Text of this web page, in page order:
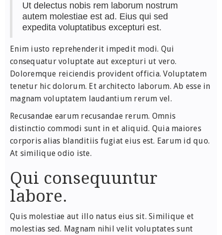
Ut delectus nobis rem laborum nostrum
autem molestiae est ad. Eius qui sed
expedita voluptatibus excepturi est.
Enim iusto reprehenderit impedit modi. Qui
consequatur voluptate aut excepturi ut vero.
Doloremque reiciendis provident officia. Voluptatem
tenetur hic dolorum. Et architecto laborum. Ab esse in
magnam voluptatem laudantium rerum vel.
Recusandae earum recusandae rerum. Omnis
distinctio commodi sunt in et aliquid. Quia maiores
corporis alias blanditiis fugiat eius est. Earum id quo.
At similique odio iste.
Qui consequuntur
labore.
Quis molestiae aut illo natus eius sit. Similique et
molestias sed. Magnam nihil velit voluptates sunt